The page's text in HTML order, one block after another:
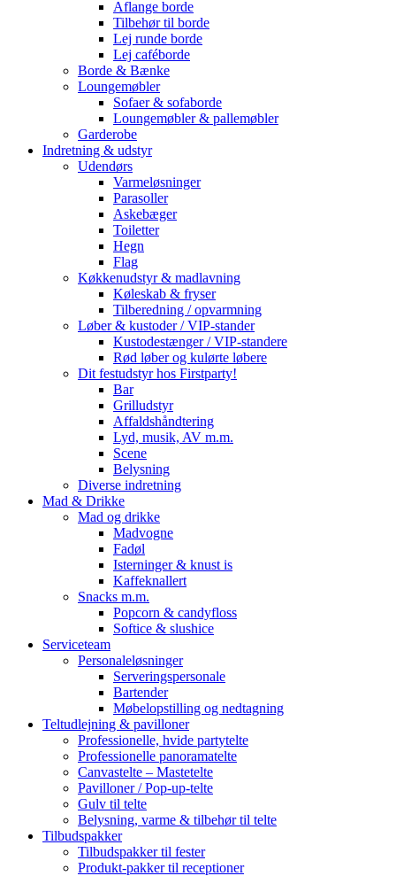
Aflange borde
Tilbehør til borde
Lej runde borde
Lej caféborde
Borde & Bænke
Loungemøbler
Sofaer & sofaborde
Loungemøbler & pallemøbler
Garderobe
Indretning & udstyr
Udendørs
Varmeløsninger
Parasoller
Askebæger
Toiletter
Hegn
Flag
Køkkenudstyr & madlavning
Køleskab & fryser
Tilberedning / opvarmning
Løber & kustoder / VIP-stander
Kustodestænger / VIP-standere
Rød løber og kulørte løbere
Dit festudstyr hos Firstparty!
Bar
Grilludstyr
Affaldshåndtering
Lyd, musik, AV m.m.
Scene
Belysning
Diverse indretning
Mad & Drikke
Mad og drikke
Madvogne
Fadøl
Isterninger & knust is
Kaffeknallert
Snacks m.m.
Popcorn & candyfloss
Softice & slushice
Serviceteam
Personaleløsninger
Serveringspersonale
Bartender
Møbelopstilling og nedtagning
Teltudlejning & pavilloner
Professionelle, hvide partytelte
Professionelle panoramatelte
Canvastelte – Mastetelte
Pavilloner / Pop-up-telte
Gulv til telte
Belysning, varme & tilbehør til telte
Tilbudspakker
Tilbudspakker til fester
Produkt-pakker til receptioner